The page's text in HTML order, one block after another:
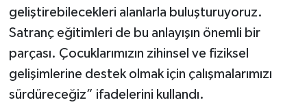
geliştirebilecekleri alanlarla buluşturuyoruz.
Satranç eğitimleri de bu anlayışın önemli bir
parçası. Çocuklarımızın zihinsel ve fiziksel
gelişimlerine destek olmak için çalışmalarımızı
sürdüreceğiz” ifadelerini kullandı.